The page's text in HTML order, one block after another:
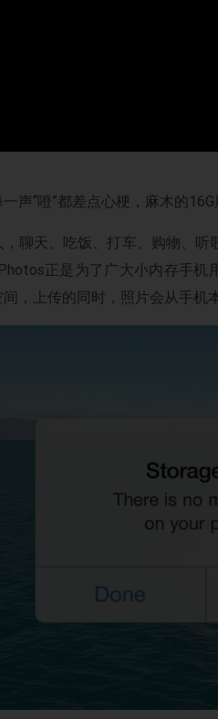
声“噔”都差点心梗，麻木的16G
聊天、吃饭、打车、购物、
正是为了广大小内存手机
，上传的同时，照片会从手机